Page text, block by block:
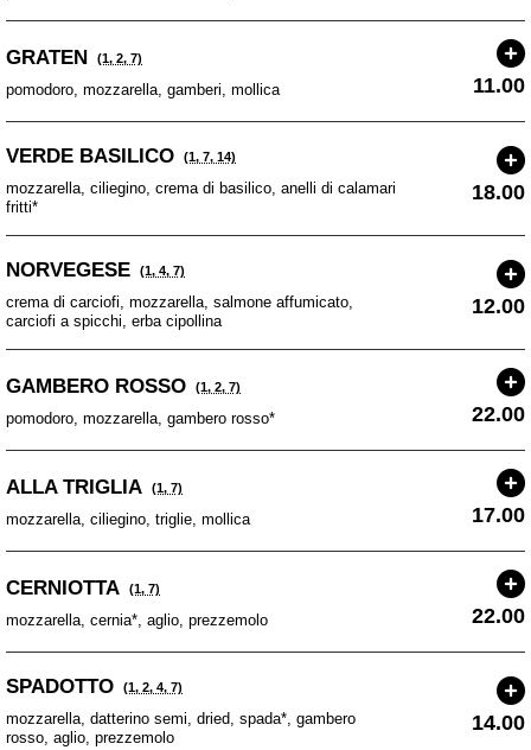
GRATEN (1, 2, 7)
pomodoro, mozzarella, gamberi, mollica 11.00
VERDE BASILICO (1, 7, 14)
mozzarella, ciliegino, crema di basilico, anelli di calamari
fritti*
18.00
NORVEGESE (1, 4, 7)
crema di carciofi, mozzarella, salmone affumicato,
carciofi a spicchi, erba cipollina
12.00
GAMBERO ROSSO (1, 2, 7)
pomodoro, mozzarella, gambero rosso* 22.00
ALLA TRIGLIA (1, 7)
mozzarella, ciliegino, triglie, mollica 17.00
CERNIOTTA (1, 7)
mozzarella, cernia*, aglio, prezzemolo 22.00
SPADOTTO (1, 2, 4, 7)
mozzarella, datterino semi, dried, spada*, gambero
rosso, aglio, prezzemolo
14.00